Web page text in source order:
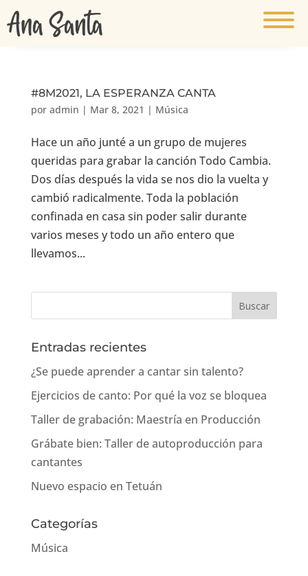
#8M2021, LA ESPERANZA CANTA
por admin | Mar 8, 2021 | Música
Hace un año junté a un grupo de mujeres
queridas para grabar la canción Todo Cambia.
Dos días después la vida se nos dio la vuelta y
cambió radicalmente. Toda la población
confinada en casa sin poder salir durante
varios meses y todo un año entero que
llevamos...
Entradas recientes
¿Se puede aprender a cantar sin talento?
Ejercicios de canto: Por qué la voz se bloquea
Taller de grabación: Maestría en Producción
Grábate bien: Taller de autoproducción para
cantantes
Nuevo espacio en Tetuán
Categorías
Música